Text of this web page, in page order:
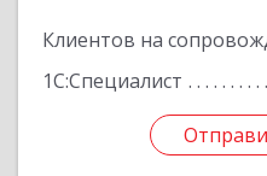
Клиентов на
1С:Специалист